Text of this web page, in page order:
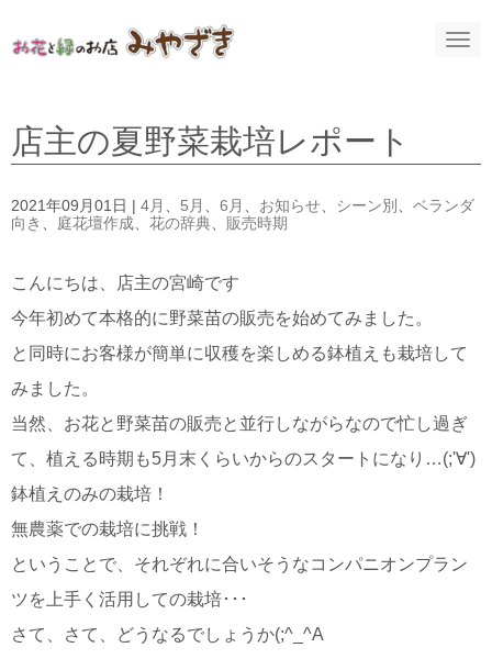
N
i
n
店主の夏野菜栽培レポート
2021年09月01日 4月 5月 6月 お知らせ シーン別
ベランダ
向き
庭花壇作成 花の辞典 販売時期
こんにちは、店主の宮崎です
今年初めて本格的に野菜苗の販売を始めてみました。
と同時にお客様が簡単に収穫を楽しめる鉢植えも栽培して
みました。
当然、お花と野菜苗の販売と並行しながらなので忙し過ぎ
て、植える時期も5月末くらいからのスタートになり…(;'∀')
鉢植えのみの栽培！
無農薬での栽培に挑戦！
ということで、それぞれに合いそうなコンパニオンプラン
ツを上手く活用しての栽培･･･
さて、さて、どうなるでしょうか(;^_^A